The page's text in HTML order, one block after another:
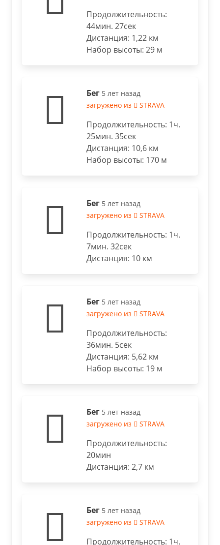
Продолжительность:
44мин. 27сек
Дистанция: 1,22 км
Набор высоты: 29 м
Бег 5 лет назад
загружено из
STRAVA
Продолжительность: 1ч.
25мин. 35сек
Дистанция: 10,6 км
Набор высоты: 170 м
Бег 5 лет назад
загружено из
STRAVA
Продолжительность: 1ч.
7мин. 32сек
Дистанция: 10 км
Бег 5 лет назад
загружено из
STRAVA
Продолжительность:
36мин. 5сек
Дистанция: 5,62 км
Набор высоты: 19 м
Бег 5 лет назад
загружено из
STRAVA
Продолжительность:
20мин
Дистанция: 2,7 км
Бег 5 лет назад
загружено из
STRAVA
Продолжительность: 1ч.